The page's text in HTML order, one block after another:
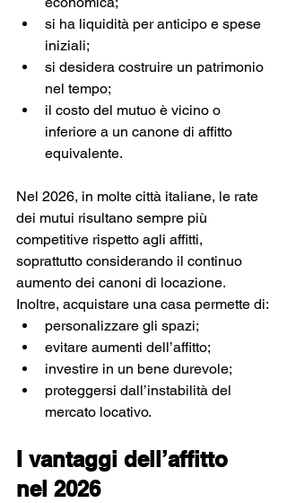
si ha liquidità per anticipo e spese
iniziali;
si desidera costruire un patrimonio
nel tempo;
il costo del mutuo è vicino o
inferiore a un canone di affitto
equivalente.
Nel 2026, in molte città italiane, le rate
dei mutui risultano sempre più
competitive rispetto agli affitti,
soprattutto considerando il continuo
aumento dei canoni di locazione.
Inoltre, acquistare una casa permette di:
personalizzare gli spazi;
evitare aumenti dell’affitto;
investire in un bene durevole;
proteggersi dall’instabilità del
mercato locativo.
I vantaggi dell’affitto
nel 2026